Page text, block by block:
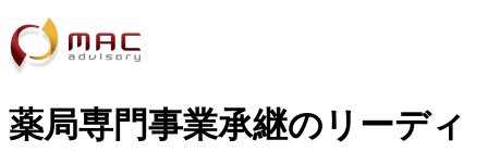
薬局専門事業承継のリーディ